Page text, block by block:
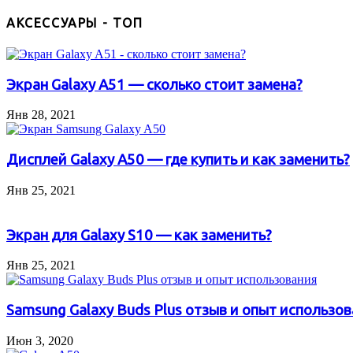
АКСЕССУАРЫ - ТОП
Экран Galaxy A51 — сколько стоит замена?
Янв 28, 2021
Дисплей Galaxy A50 — где купить и как заменить?
Янв 25, 2021
Экран для Galaxy S10 — как заменить?
Янв 25, 2021
Samsung Galaxy Buds Plus отзыв и опыт
Июн 3, 2020